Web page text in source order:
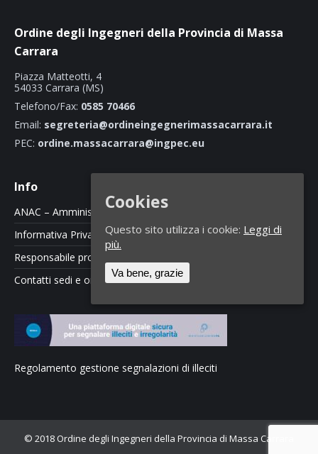
Ordine degli Ingegneri della Provincia di Massa
Carrara
Piazza Matteotti, 4
54033 Carrara (MS)
Telefono/Fax: 0585 70466
Email: segreteria@ordineingegnerimassacarrara.it
PEC: ordine.massacarrara@ingpec.eu
Info
ANAC – Amministrazione Trasparente
Informativa Privacy e Cookie Policy
Responsabile protezione dati
Contatti sedi e orari
Regolamento gestione segnalazioni di illeciti
© 2018 Ordine degli Ingegneri della Provincia di Massa Carrara
Cookies
Questo sito utilizza i cookie: Leggi di
più.
Va bene, grazie